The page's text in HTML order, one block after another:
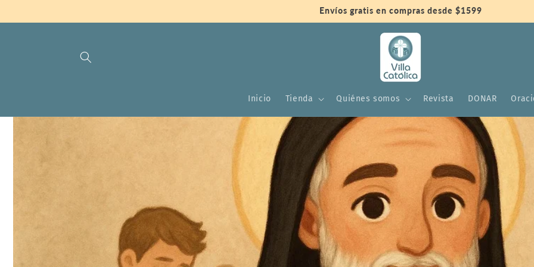
treści
Envíos gratis en compras desde $1599
Inicio Tienda Quiénes somos Revista DONAR